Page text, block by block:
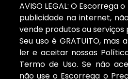
AVISO LEGAL: O Escorrega
publicidade na internet,
vende produtos ou serviços
Seu uso é GRATUITO, mas
ler e aceitar nossas
Termo de Uso. Se não
não use o Escorrega o